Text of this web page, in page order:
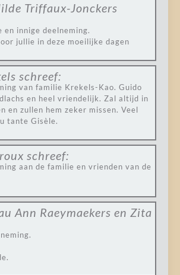
Triffaux-Jonckers
en innige deelneming.
jullie in deze moeilijke dagen
schreef:
van familie Krekels-Kao. Guido
en heel vriendelijk. Zal altijd in
en zullen hem zeker missen. Veel
tante Gisèle.
schreef:
aan de familie en vrienden van de
Ann Raeymaekers en Zita